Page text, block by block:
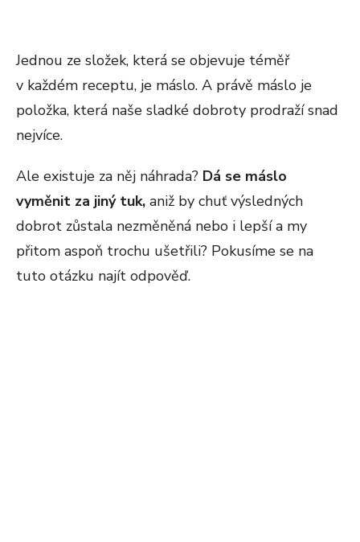
Jednou ze složek, která se objevuje téměř
v každém receptu, je máslo. A právě máslo je
položka, která naše sladké dobroty prodraží snad
nejvíce.
Ale existuje za něj náhrada? Dá se máslo
vyměnit za jiný tuk, aniž by chuť výsledných
dobrot zůstala nezměněná nebo i lepší a my
přitom aspoň trochu ušetřili? Pokusíme se na
tuto otázku najít odpověď.